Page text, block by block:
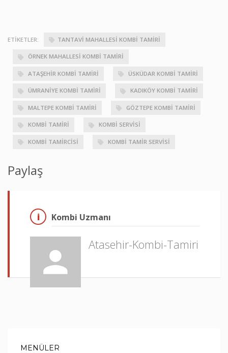
ETIKETLER: TANTAVI MAHALLESI KOMBI TAMIRI
ÖRNEK MAHALLESI KOMBI TAMIRI
ATAŞEHIR KOMBI TAMIRI ÜSKÜDAR KOMBI TAMIRI
ÜMRANIYE KOMBI TAMIRI KADIKÖY KOMBI TAMIRI
MALTEPE KOMBI TAMIRI GÖZTEPE KOMBI TAMIRI
KOMBI TAMIRI KOMBI SERVISI
KOMBI TAMIRCISI KOMBI TAMIR SERVISI
Paylaş
Kombi Uzmanı
Atasehir-Kombi-Tamiri
MENÜLER